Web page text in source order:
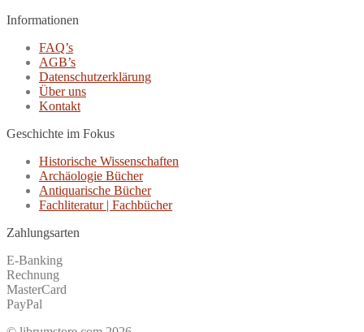
Informationen
FAQ’s
AGB’s
Datenschutzerklärung
Über uns
Kontakt
Geschichte im Fokus
Historische Wissenschaften
Archäologie Bücher
Antiquarische Bücher
Fachliteratur | Fachbücher
Zahlungsarten
E-Banking
Rechnung
MasterCard
PayPal